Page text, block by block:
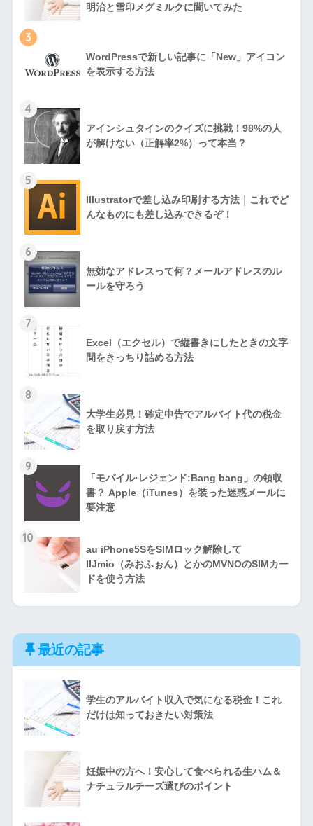
明治と雪印メグミルクに聞いてみた
3
WordPressで新しい記事に「New」アイコン
を表示する方法
4
アインシュタインのクイズに挑戦！98%の人
が解けない（正解率2%）って本当？
5
Illustratorで差し込み印刷する方法｜これでど
んなものにも差し込みできるぞ！
6
無効なアドレスって何？メールアドレスのル
ールを守ろう
7
Excel（エクセル）で縦書きにしたときの文字
間をきっちり詰める方法
8
大学生必見！確定申告でアルバイト代の税金
を取り戻す方法
9
「モバイル·レジェンド:Bang bang」の領収
書？ Apple（iTunes）を装った迷惑メールに
要注意
10
au iPhone5SをSIMロック解除して
IIJmio（みおふぉん）とかのMVNOのSIMカー
ドを使う方法
最近の記事
学生のアルバイト収入で気になる税金！これ
だけは知っておきたい対策法
妊娠中の方へ！安心して食べられる生ハム＆
ナチュラルチーズ選びのポイント